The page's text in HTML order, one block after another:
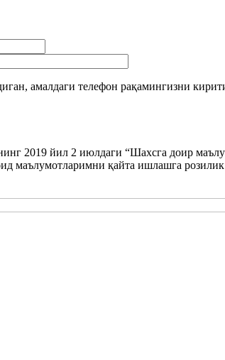
амалдаги телефон рақамингизни
2019 йил 2 июлдаги “Шахсга доир
маълумотларимни қайта ишлашга